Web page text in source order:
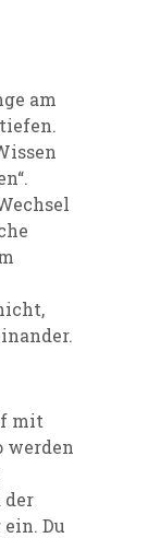
am
mit
werden
der
Du